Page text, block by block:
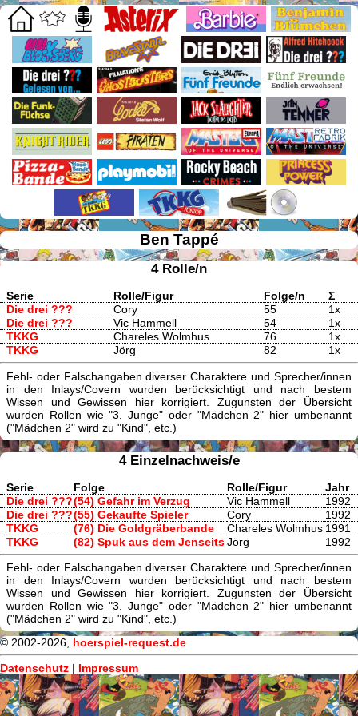
Ben Tappé
4 Rolle/n
Serie Rolle/Figur Folge/n
Σ
Die drei ???
Cory 55
1x
Die drei ???
Vic Hammell 54
1x
TKKG
Chareles Wolmhus 76
1x
TKKG
Jörg 82 1x
Fehl- oder Falschangaben diverser Charaktere und Sprecher/innen
in den Inlays/Covern wurden berücksichtigt und nach bestem
Wissen und Gewissen hier korrigiert. Zugunsten der Übersicht
wurden Rollen wie "3. Junge" oder "Mädchen 2" hier umbenannt
("Mädchen 2" wird zu "Kind", etc.)
4 Einzelnachweis/e
Serie Folge Rolle/Figur
Jahr
Die drei ???(54) Gefahr im Verzug Vic Hammell
1992
Die drei ???(55) Gekaufte Spieler Cory
1992
TKKG
(76) Die Goldgräberbande Chareles Wolmhus 1991
TKKG
(82) Spuk aus dem JenseitsJörg 1992
Fehl- oder Falschangaben diverser Charaktere und Sprecher/innen
in den Inlays/Covern wurden berücksichtigt und nach bestem
Wissen und Gewissen hier korrigiert. Zugunsten der Übersicht
wurden Rollen wie "3. Junge" oder "Mädchen 2" hier umbenannt
("Mädchen 2" wird zu "Kind", etc.)
© 2002-2026, hoerspiel-request.de
Datenschutz | Impressum